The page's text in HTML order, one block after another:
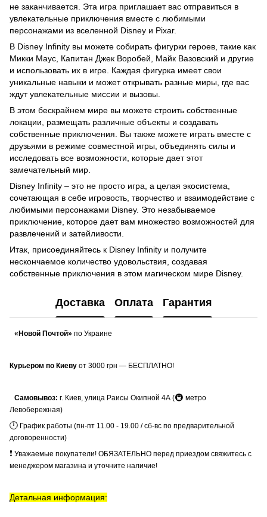
не заканчивается. Эта игра приглашает вас отправиться в
увлекательные приключения вместе с любимыми
персонажами из вселенной Disney и Pixar.
В Disney Infinity вы можете собирать фигурки героев, такие как
Микки Маус, Капитан Джек Воробей, Майк Вазовский и другие
и использовать их в игре. Каждая фигурка имеет свои
уникальные навыки и может открывать разные миры, где вас
ждут увлекательные миссии и вызовы.
В этом бескрайнем мире вы можете строить собственные
локации, размещать различные объекты и создавать
собственные приключения. Вы также можете играть вместе с
друзьями в режиме совместной игры, объединять силы и
исследовать все возможности, которые дает этот
замечательный мир.
Disney Infinity – это не просто игра, а целая экосистема,
сочетающая в себе игровость, творчество и взаимодействие с
любимыми персонажами Disney. Это незабываемое
приключение, которое дает вам множество возможностей для
развлечений и затейливости.
Итак, присоединяйтесь к Disney Infinity и получите
нескончаемое количество удовольствия, создавая
собственные приключения в этом магическом мире Disney.
Доставка Оплата Гарантия
«Новой Почтой» по Украине
Курьером по Киеву от 3000 грн — БЕСПЛАТНО!
Самовывоз: г. Киев, улица Раисы Окипной 4А (🚇 метро
Левобережная)
🕛 График работы (пн-пт 11.00 - 19.00 / сб-вс по предварительной
договоренности)
❗ Уважаемые покупатели! ОБЯЗАТЕЛЬНО перед приездом свяжитесь с
менеджером магазина и уточните наличие!
Детальная информация: